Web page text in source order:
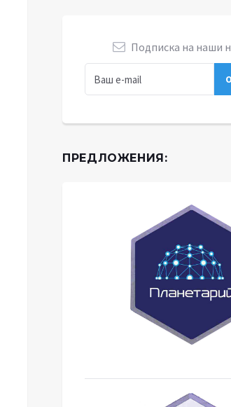
Подписка на наши
ПРЕДЛОЖЕНИЯ: